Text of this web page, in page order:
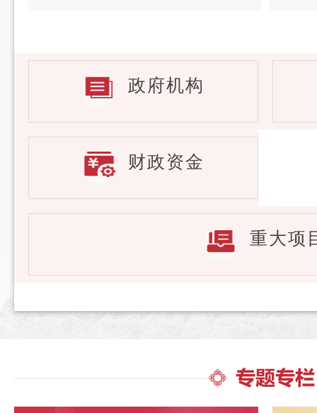
政府机构
财政资金
重大项